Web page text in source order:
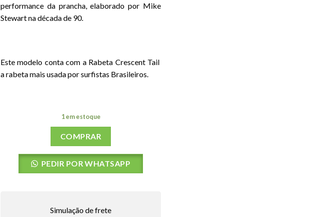
performance da prancha, elaborado por Mike
Stewart na década de 90.
Este modelo conta com a Rabeta Crescent Tail
a rabeta mais usada por surfistas Brasileiros.
1 em estoque
COMPRAR
PEDIR POR WHATSAPP
Simulação de frete